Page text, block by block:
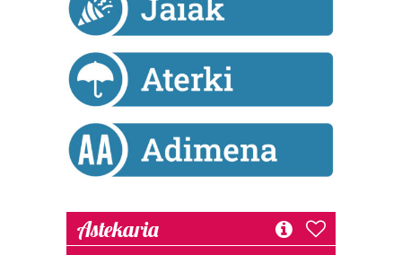
bazkideen zerrenda, beren ustez zein helburutarako
duten interes legitimoa eta horren aurka nola egin
dezakezun ikusteko.
Lortu zure datu pertsonalak prozesatzeko moduari
datuen atalean. Edozein unetan alda edo ken dezakezu
zure baimena Cookieen adierazpenean.
fitxategiak erabiltzen ditu. Zure esperientzia eta
zerbitzuak hobetzeko asmoz, cookie teknologiaz
Astekaria